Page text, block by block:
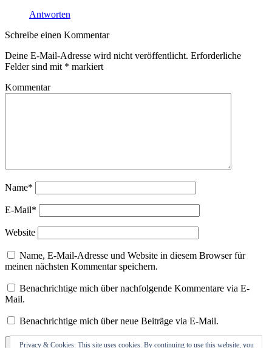
Antworten
Schreibe einen Kommentar
Deine E-Mail-Adresse wird nicht veröffentlicht. Erforderliche
Felder sind mit * markiert
Kommentar
Name*
E-Mail*
Website
Name, E-Mail-Adresse und Website in diesem Browser für
meinen nächsten Kommentar speichern.
Benachrichtige mich über nachfolgende Kommentare via E-
Mail.
Benachrichtige mich über neue Beiträge via E-Mail.
Privacy & Cookies: This site uses cookies. By continuing to use this website, you